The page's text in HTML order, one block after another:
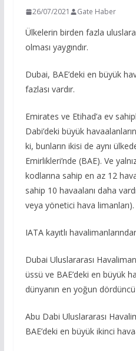
26/07/2021 Gate Haber
Ülkelerin birden fazla
olması yaygındır.
Dubai, BAE’deki en büyük
fazlası vardır.
Emirates ve Etihad’a ev
Dabi’deki büyük
ki, bunların ikisi de aynı
Emirlikleri’nde (BAE). Ve
kodlarına sahip en az 12
sahip 10 havaalanı daha
veya yönetici hava limanları).
IATA kayıtlı
Dubai Uluslararası
üssü ve BAE’deki en büyük
dünyanın en yoğun
Abu Dabi Uluslararası
BAE’deki en büyük ikinci